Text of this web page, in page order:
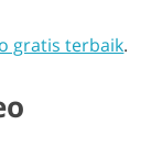
gratis terbaik.